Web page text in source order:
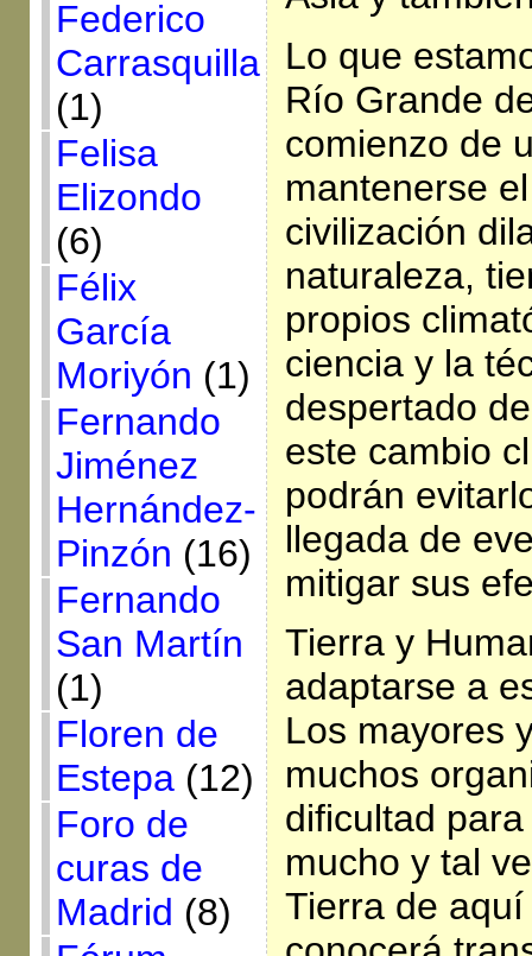
Federico
Carrasquilla
(1)
Felisa
Elizondo
(6)
Félix
García
Moriyón (1)
Fernando
Jiménez
Hernández-
Pinzón (16)
Fernando
San Martín
(1)
Floren de
Estepa(12)
Foro de
curas de
Madrid (8)
Lo que
Río Grande
comienzo de
mantenerse
civilización
naturaleza,
propios
ciencia y la
despertado
este cambio
podrán
llegada de
mitigar sus
Tierra y
adaptarse a
Los mayores
muchos
dificultad
mucho y tal
Tierra de